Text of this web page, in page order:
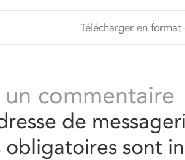
Télécharger en
un commentaire
de
obligatoires sont